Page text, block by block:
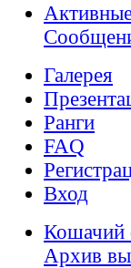
Галерея
Ранги
FAQ
Вход
Кошачий
Архив